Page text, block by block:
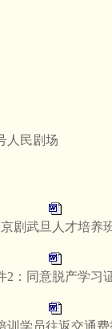
人民剧场
剧武旦人才培养
2：同意脱产学习
训学员往返交通